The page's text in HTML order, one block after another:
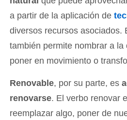
a partir de la aplicación de
diversos recursos asociados.
también permite nombrar a la
poner en movimiento o
Renovable, por su parte, es
renovarse. El verbo renovar
reemplazar algo, poner de